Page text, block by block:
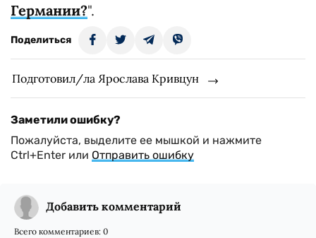
Германии?".
Поделиться
Подготовил/ла Ярослава Кривцун
Заметили ошибку?
Пожалуйста, выделите ее мышкой и нажмите
Ctrl+Enter или Отправить ошибку
Добавить комментарий
Всего комментариев: 0